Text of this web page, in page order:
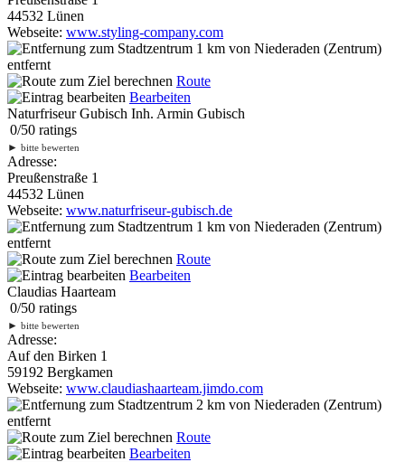
44532 Lünen
Webseite: www.styling-company.com
1 km von Niederaden (Zentrum)
entfernt
Route
Bearbeiten
Naturfriseur Gubisch Inh. Armin Gubisch
0/50 ratings
► bitte bewerten
Adresse:
Preußenstraße 1
44532 Lünen
Webseite: www.naturfriseur-gubisch.de
1 km von Niederaden (Zentrum)
entfernt
Route
Bearbeiten
Claudias Haarteam
0/50 ratings
► bitte bewerten
Adresse:
Auf den Birken 1
59192 Bergkamen
Webseite: www.claudiashaarteam.jimdo.com
2 km von Niederaden (Zentrum)
entfernt
Route
Bearbeiten